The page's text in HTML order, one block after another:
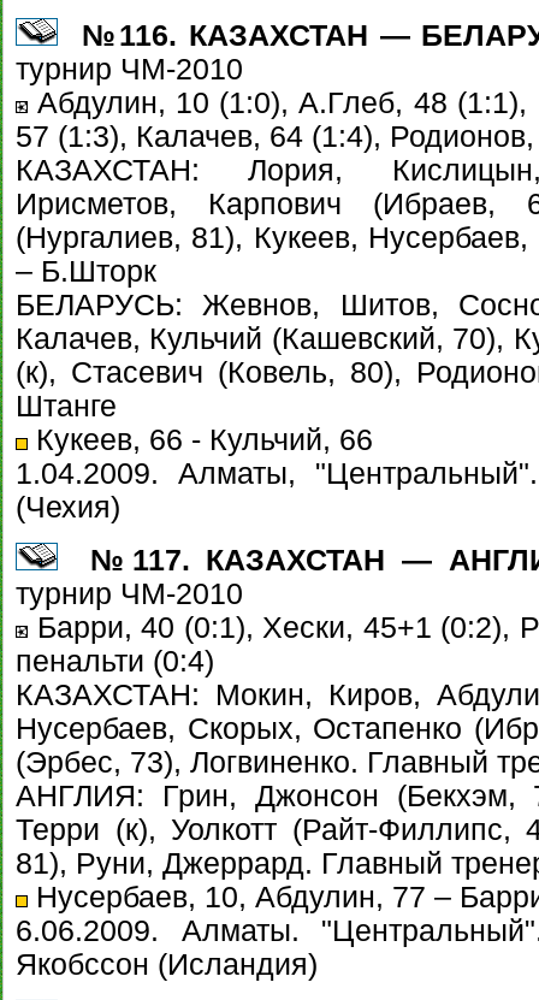
№116. КАЗАХСТАН —
турнир ЧМ-2010
Абдулин, 10 (1:0), А.Глеб, 48 (1:1),
57 (1:3), Калачев, 64 (1:4),
КАЗАХСТАН: Лория,
Ирисметов, Карпович
(Нургалиев, 81), Кукеев,
– Б.Шторк
БЕЛАРУСЬ: Жевнов, Шитов,
Калачев, Кульчий (Кашевский, 70),
(к), Стасевич (Ковель, 80),
Штанге
Кукеев, 66 - Кульчий, 66
1.04.2009. Алматы,
(Чехия)
№117. КАЗАХСТАН —
турнир ЧМ-2010
Барри, 40 (0:1), Хески, 45+1 (0:2),
пенальти (0:4)
КАЗАХСТАН: Мокин, Киров,
Нусербаев, Скорых, Остапенко
(Эрбес, 73), Логвиненко. Главный
АНГЛИЯ: Грин, Джонсон (Бекхэм,
Терри (к), Уолкотт (Райт-
81), Руни, Джеррард. Главный
Нусербаев, 10, Абдулин, 77 –
6.06.2009. Алматы.
Якобссон (Исландия)